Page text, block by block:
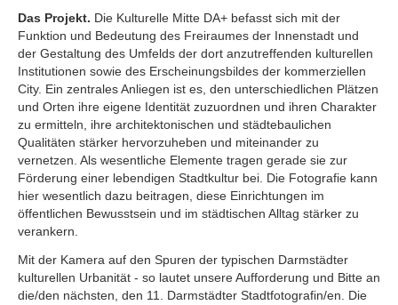
Das Projekt. Die Kulturelle Mitte DA+ befasst sich mit der
Funktion und Bedeutung des Freiraumes der Innenstadt und
der Gestaltung des Umfelds der dort anzutreffenden kulturellen
Institutionen sowie des Erscheinungsbildes der kommerziellen
City. Ein zentrales Anliegen ist es, den unterschiedlichen Plätzen
und Orten ihre eigene Identität zuzuordnen und ihren Charakter
zu ermitteln, ihre architektonischen und städtebaulichen
Qualitäten stärker hervorzuheben und miteinander zu
vernetzen. Als wesentliche Elemente tragen gerade sie zur
Förderung einer lebendigen Stadtkultur bei. Die Fotografie kann
hier wesentlich dazu beitragen, diese Einrichtungen im
öffentlichen Bewusstsein und im städtischen Alltag stärker zu
verankern.
Mit der Kamera auf den Spuren der typischen Darmstädter
kulturellen Urbanität - so lautet unsere Aufforderung und Bitte an
die/den nächsten, den 11. Darmstädter Stadtfotografin/en. Die